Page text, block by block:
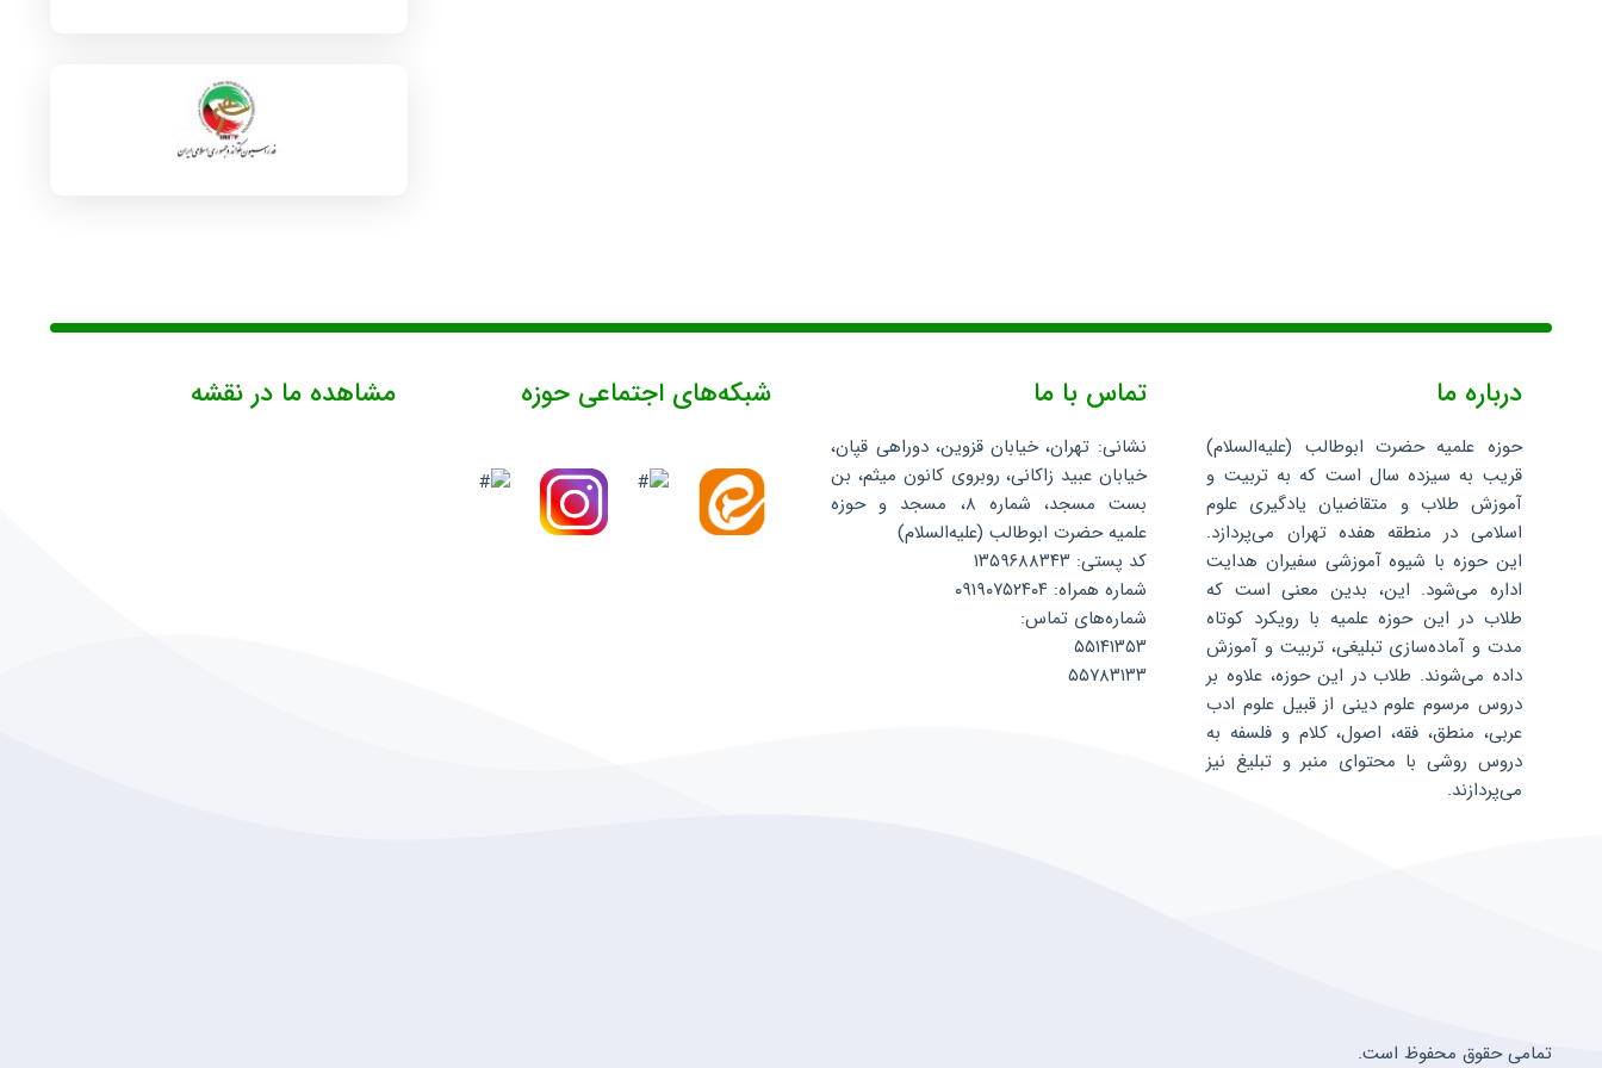
درباره ما
حوزه علمیه حضرت ابوطالب (علیه‌السلام)
قریب به سیزده سال است که به تربیت و
آموزش طلاب و متقاضیان یادگیری علوم
اسلامی در منطقه هفده تهران می‌پردازد.
این حوزه با شیوه آموزشی سفیران هدایت
اداره می‌شود. این، بدین معنی است که
طلاب در این حوزه علمیه با رویکرد کوتاه
مدت و آماده‌سازی تبلیغی، تربیت و آموزش
داده می‌شوند. طلاب در این حوزه، علاوه بر
دروس مرسوم علوم دینی از قبیل علوم ادب
عربی، منطق، فقه، اصول، کلام و فلسفه به
دروس روشی با محتوای منبر و تبلیغ نیز
می‌پردازند.
تماس با ما
نشانی: تهران، خیابان قزوین، دوراهی قپان،
خیابان عبید زاکانی، روبروی کانون میثم، بن
بست مسجد، شماره ۸، مسجد و حوزه
علمیه حضرت ابوطالب (علیه‌السلام)
کد پستی: ۱۳۵۹۶۸۸۳۴۳
شماره همراه: ۰۹۱۹۰۷۵۲۴۰۴
شماره‌های تماس:
۵۵۱۴۱۳۵۳
۵۵۷۸۳۱۳۳
شبکه‌های اجتماعی حوزه مشاهده ما در نقشه
تمامی حقوق محفوظ است.